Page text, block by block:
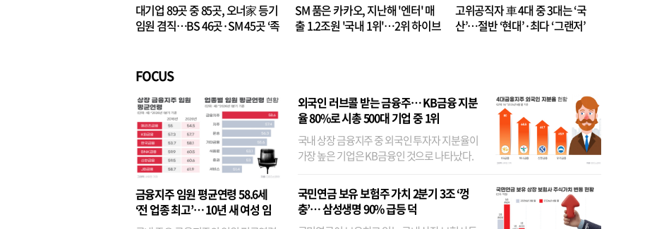
대기업 89곳 중 85곳, 오너家 등기
임원 겸직…BS 46곳·SM 45곳 ‘족
SM 품은 카카오, 지난해 '엔터' 매
출 1.2조원 '국내 1위'…2위 하이브
고위공직자 車 4대 중 3대는 ‘국
산’…절반 ‘현대’·최다 ‘그랜저’
FOCUS
금융지주 임원 평균연령 58.6세
‘전 업종 최고’… 10년 새 여성 임
원은 14배 껑충
외국인 러브콜 받는 금융주… KB금융 지분
율 80%로 시총 500대 기업 중 1위
국내 상장 금융지주 중 외국인 투자자 지분율이
가장 높은 기업은 KB금융인 것으로 나타났다.
융이었다. 특히 KB금융은 지난달 말 기준 해외
기관투자자 지분율이...
국민연금 보유 보험주 가치 2분기 3조 ‘껑
충’… 삼성생명 90% 급등 덕